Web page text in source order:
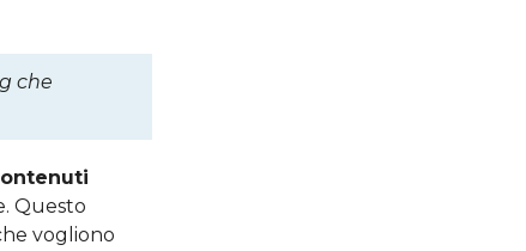
che
Questo
vogliono